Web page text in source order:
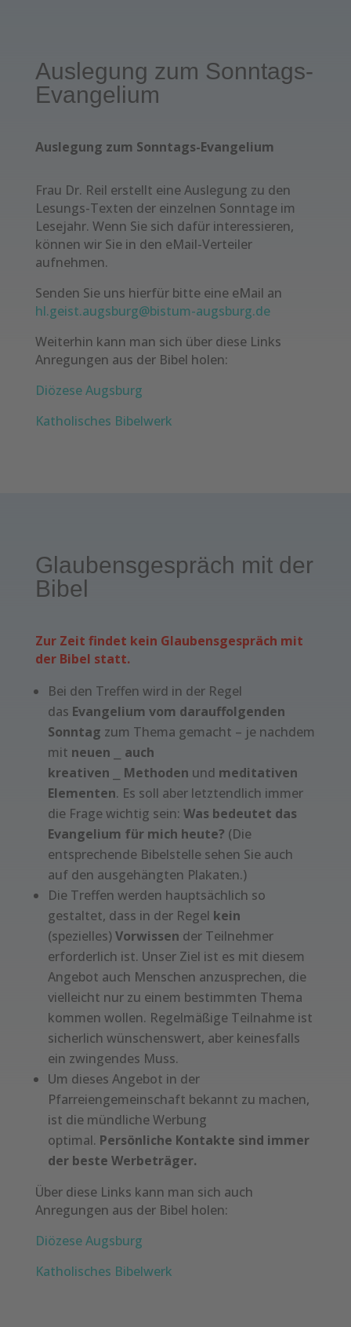
Auslegung zum Sonntags-
Evangelium
Auslegung zum Sonntags-Evangelium
Frau Dr. Reil erstellt eine Auslegung zu den
Lesungs-Texten der einzelnen Sonntage im
Lesejahr. Wenn Sie sich dafür interessieren,
können wir Sie in den eMail-Verteiler
aufnehmen.
Senden Sie uns hierfür bitte eine eMail an
hl.geist.augsburg@bistum-augsburg.de
Weiterhin kann man sich über diese Links
Anregungen aus der Bibel holen:
Diözese Augsburg
Katholisches Bibelwerk
Glaubensgespräch mit der
Bibel
Zur Zeit findet kein Glaubensgespräch mit
der Bibel statt.
Bei den Treffen wird in der Regel
das Evangelium vom darauffolgenden
Sonntag zum Thema gemacht – je nachdem
mit neuen
auch
kreativen
Methoden und meditativen
Elementen. Es soll aber letztendlich immer
die Frage wichtig sein: Was bedeutet das
Evangelium für mich heute? (Die
entsprechende Bibelstelle sehen Sie auch
auf den ausgehängten Plakaten.)
Die Treffen werden hauptsächlich so
gestaltet, dass in der Regel kein
(spezielles)Vorwissen der Teilnehmer
erforderlich ist. Unser Ziel ist es mit diesem
Angebot auch Menschen anzusprechen, die
vielleicht nur zu einem bestimmten Thema
kommen wollen. Regelmäßige Teilnahme ist
sicherlich wünschenswert, aber keinesfalls
ein zwingendes Muss.
Um dieses Angebot in der
Pfarreiengemeinschaft bekannt zu machen,
ist die mündliche Werbung
optimal. Persönliche Kontakte sind immer
der beste Werbeträger.
Über diese Links kann man sich auch
Anregungen aus der Bibel holen:
Diözese Augsburg
Katholisches Bibelwerk